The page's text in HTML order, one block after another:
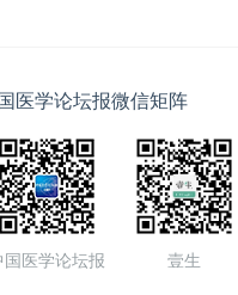
医学论坛报微信矩阵
国医学论坛报 壹生